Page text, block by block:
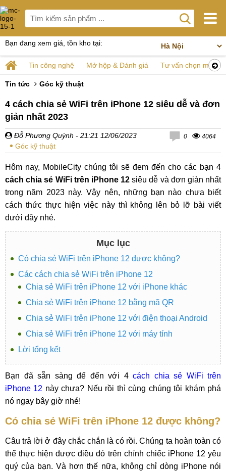
Bạn đang xem giá, tồn kho tại:
Tin công nghệ Mở hộp & Đánh giá Tư vấn chọn mua
Tin tức Góc kỹ thuật
4 cách chia sẻ WiFi trên iPhone 12 siêu dễ và đơn
giản nhất 2023
Đỗ Phương Quỳnh - 21:21 12/06/2023
Góc kỹ thuật
0 4064
Hôm nay, MobileCity chúng tôi sẽ đem đến cho các bạn 4
cách chia sẻ WiFi trên iPhone 12 siêu dễ và đơn giản nhất
trong năm 2023 này. Vậy nên, những bạn nào chưa biết
cách thức thực hiện việc này thì không lên bỏ lỡ bài viết
dưới đây nhé.
Mục lục
Có chia sẻ WiFi trên iPhone 12 được không?
Các cách chia sẻ WiFi trên iPhone 12
Chia sẻ WiFi trên iPhone 12 với iPhone khác
Chia sẻ WiFi trên iPhone 12 bằng mã QR
Chia sẻ WiFi trên iPhone 12 với điện thoại Android
Chia sẻ WiFi trên iPhone 12 với máy tính
Lời tổng kết
Bạn đã sẵn sàng để đến với 4 cách chia sẻ WiFi trên
iPhone 12 này chưa? Nếu rồi thì cùng chúng tôi khám phá
nó ngay bây giờ nhé!
Có chia sẻ WiFi trên iPhone 12 được không?
Câu trả lời ở đây chắc chắn là có rồi. Chúng ta hoàn toàn có
thể thực hiện được điều đó trên chính chiếc iPhone 12 yêu
quý của bạn. Và hơn thế nữa, không chỉ dòng iPhone nói